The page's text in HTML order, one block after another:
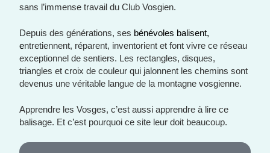
sans l’immense travail du Club Vosgien.
Depuis des générations, ses bénévoles balisent,
entretiennent, réparent, inventorient et font vivre ce réseau
exceptionnel de sentiers. Les rectangles, disques,
triangles et croix de couleur qui jalonnent les chemins sont
devenus une véritable langue de la montagne vosgienne.
Apprendre les Vosges, c’est aussi apprendre à lire ce
balisage. Et c’est pourquoi ce site leur doit beaucoup.